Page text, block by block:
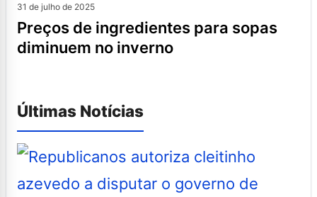
31 de julho de 2025
preços de ingredientes para sopas
diminuem no inverno
Últimas Notícias